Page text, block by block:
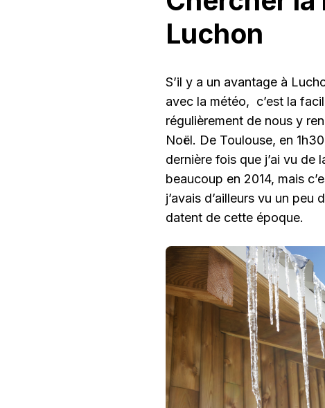
Luchon
S’il y a un avantage à
avec la météo, c’est la
régulièrement de nous y
Noël. De Toulouse, en
dernière fois que j’ai vu de
beaucoup en 2014, mais
j’avais d’ailleurs vu un
datent de cette époque.